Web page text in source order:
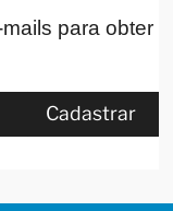
para obter
Cadastrar